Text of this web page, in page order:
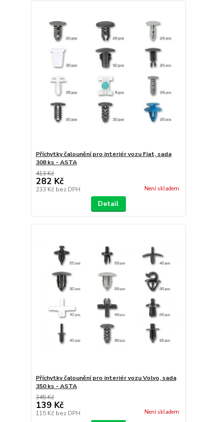
Příchytky čalounění pro interiér vozu Fiat, sada
308 ks - ASTA
413 Kč
282 Kč
233 Kč bez DPH Není skladem
Detail
Příchytky čalounění pro interiér vozu Volvo, sada
350 ks - ASTA
345 Kč
139 Kč
115 Kč bez DPH Není skladem